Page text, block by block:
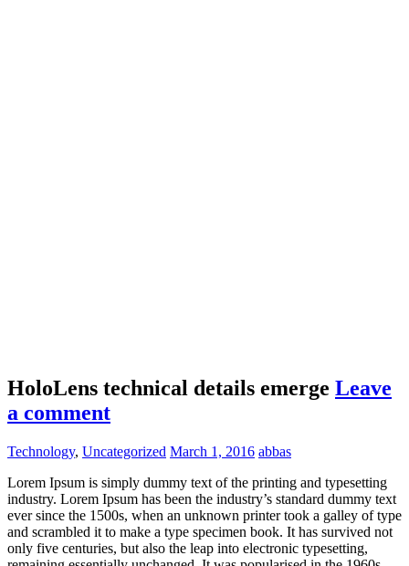
HoloLens technical details emerge Leave
a comment
Technology, Uncategorized March 1, 2016 abbas
Lorem Ipsum is simply dummy text of the printing and typesetting
industry. Lorem Ipsum has been the industry’s standard dummy text
ever since the 1500s, when an unknown printer took a galley of type
and scrambled it to make a type specimen book. It has survived not
only five centuries, but also the leap into electronic typesetting,